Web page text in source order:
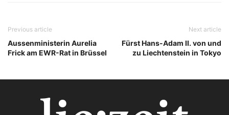
Previous article
Aussenministerin Aurelia
Frick am EWR-Rat in Brüssel
Next article
Fürst Hans-Adam II. von und
zu Liechtenstein in Tokyo